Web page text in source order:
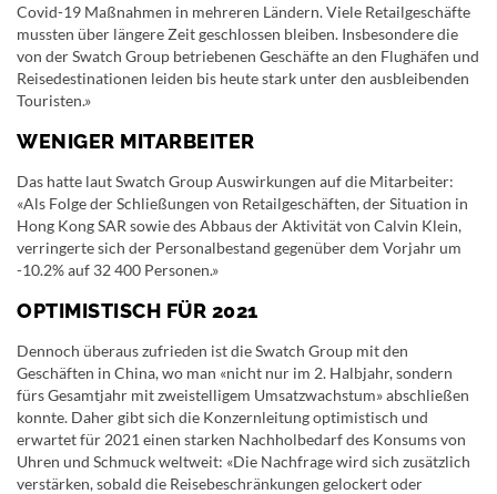
Covid-19 Maßnahmen in mehreren Ländern. Viele Retailgeschäfte
mussten über längere Zeit geschlossen bleiben. Insbesondere die
von der Swatch Group betriebenen Geschäfte an den Flughäfen und
Reisedestinationen leiden bis heute stark unter den ausbleibenden
Touristen.»
WENIGER MITARBEITER
Das hatte laut Swatch Group Auswirkungen auf die Mitarbeiter:
«Als Folge der Schließungen von Retailgeschäften, der Situation in
Hong Kong SAR sowie des Abbaus der Aktivität von Calvin Klein,
verringerte sich der Personalbestand gegenüber dem Vorjahr um
-10.2% auf 32 400 Personen.»
OPTIMISTISCH FÜR 2021
Dennoch überaus zufrieden ist die Swatch Group mit den
Geschäften in China, wo man «nicht nur im 2. Halbjahr, sondern
fürs Gesamtjahr mit zweistelligem Umsatzwachstum» abschließen
konnte. Daher gibt sich die Konzernleitung optimistisch und
erwartet für 2021 einen starken Nachholbedarf des Konsums von
Uhren und Schmuck weltweit: «Die Nachfrage wird sich zusätzlich
verstärken, sobald die Reisebeschränkungen gelockert oder